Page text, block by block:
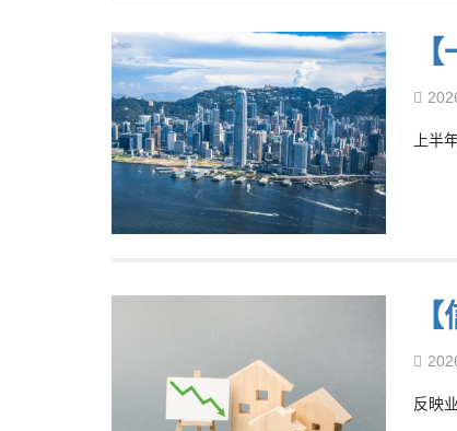
上半
反映